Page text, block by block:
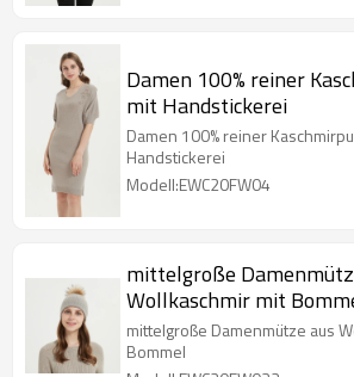
Damen 100% reiner
mit Handstickerei
Damen 100% reiner
Handstickerei
Modell:EWC20FW04
mittelgroße
Wollkaschmir mit
mittelgroße Damenmütze aus
Bommel